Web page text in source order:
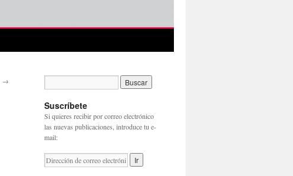
→
Suscríbete
Si quieres recibir por correo electrónico
las nuevas publicaciones, introduce tu e-
mail: